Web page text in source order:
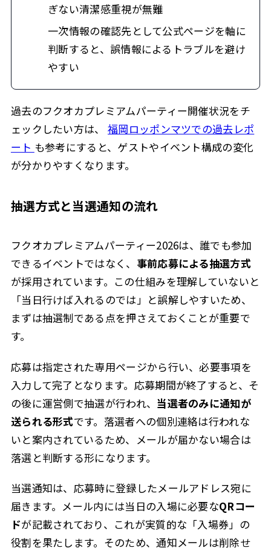
ぎない清潔感重視が無難
一次情報の確認先として公式ページを軸に
判断すると、誤情報によるトラブルを避け
やすい
過去のフクオカプレミアムパーティー開催状況をチ
ェックしたい方は、 福岡ロッポンマツでの過去レポ
ート も参考にすると、ゲストやイベント構成の変化
が分かりやすくなります。
抽選方式と当選通知の流れ
フクオカプレミアムパーティー2026は、誰でも参加
できるイベントではなく、 事前応募による抽選方式
が採用されています。この仕組みを理解していないと
「当日行けば入れるのでは」と誤解しやすいため、
まずは抽選制である点を押さえておくことが重要で
す。
応募は指定された専用ページから行い、必要事項を
入力して完了となります。応募期間が終了すると、そ
の後に運営側で抽選が行われ、 当選者のみに通知が
送られる形式です。落選者への個別連絡は行われな
いと案内されているため、メールが届かない場合は
落選と判断する形になります。
当選通知は、応募時に登録したメールアドレス宛に
届きます。メール内には当日の入場に必要なQRコー
ドが記載されており、これが実質的な「入場券」の
役割を果たします。そのため、通知メールは削除せ